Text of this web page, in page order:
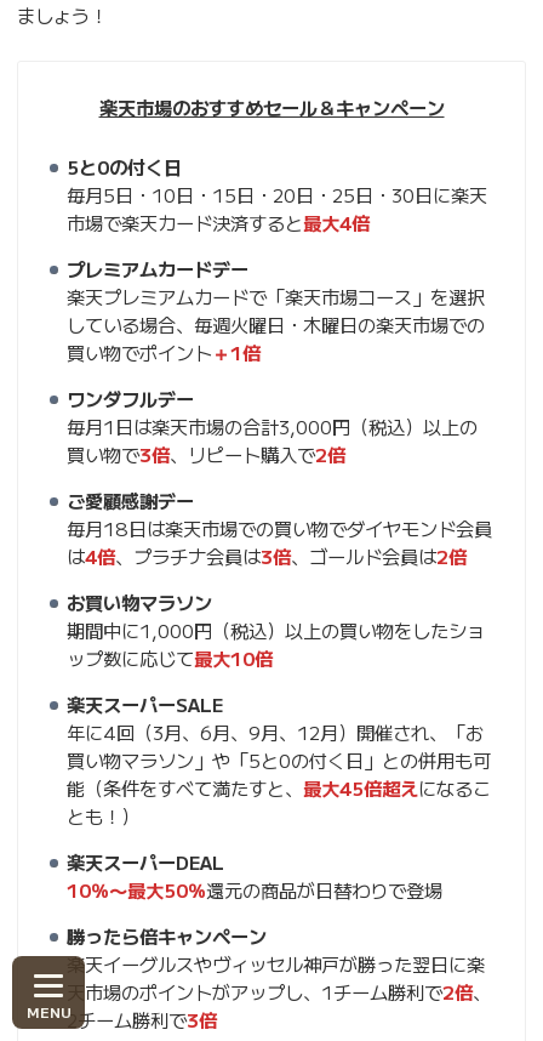
ましょう！
楽天市場のおすすめセール＆キャンペーン
5と0の付く日
毎月5日・10日・15日・20日・25日・30日に楽天
市場で楽天カード決済すると最大4倍
プレミアムカードデー
楽天プレミアムカードで「楽天市場コース」を選択
している場合、毎週火曜日・木曜日の楽天市場での
買い物でポイント＋1倍
ワンダフルデー
毎月1日は楽天市場の合計3,000円（税込）以上の
買い物で3倍、リピート購入で2倍
ご愛顧感謝デー
毎月18日は楽天市場での買い物でダイヤモンド会員
は4倍、プラチナ会員は3倍、ゴールド会員は2倍
お買い物マラソン
期間中に1,000円（税込）以上の買い物をしたショ
ップ数に応じて最大10倍
楽天スーパーSALE
年に4回（3月、6月、9月、12月）開催され、「お
買い物マラソン」や「5と0の付く日」との併用も可
能（条件をすべて満たすと、 最大45倍超えになるこ
とも！）
楽天スーパーDEAL
10％〜最大50％還元の商品が日替わりで登場
勝ったら倍キャンペーン
楽天イーグルスやヴィッセル神戸が勝った翌日に楽
天市場のポイントがアップし、1チーム勝利で2倍、
2チーム勝利で3倍